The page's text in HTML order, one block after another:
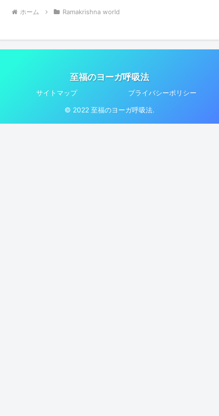
ホーム Ramakrishna world
至福のヨーガ呼吸法
サイトマップ プライバシーポリシー
© 2022 至福のヨーガ呼吸法.